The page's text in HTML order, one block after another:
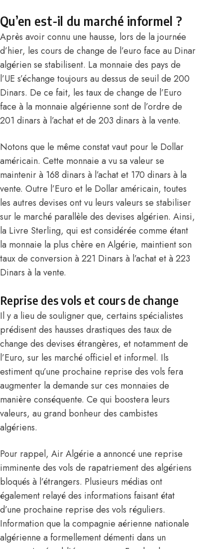
Qu’en est-il du marché informel ?
Après avoir connu une hausse, lors de la journée
d’hier, les cours de change de l’euro face au Dinar
algérien se stabilisent. La monnaie des pays de
l’UE s’échange toujours au dessus de seuil de 200
Dinars. De ce fait, les taux de change de l’Euro
face à la monnaie algérienne sont de l’ordre de
201 dinars à l’achat et de 203 dinars à la vente.
Notons que le même constat vaut pour le Dollar
américain. Cette monnaie a vu sa valeur se
maintenir à 168 dinars à l’achat et 170 dinars à la
vente. Outre l’Euro et le Dollar américain, toutes
les autres devises ont vu leurs valeurs se stabiliser
sur le marché parallèle des devises algérien. Ainsi,
la Livre Sterling, qui est considérée comme étant
la monnaie la plus chère en Algérie, maintient son
taux de conversion à 221 Dinars à l’achat et à 223
Dinars à la vente.
Reprise des vols et cours de change
Il y a lieu de souligner que, certains spécialistes
prédisent des hausses drastiques des taux de
change des devises étrangères, et notamment de
l’Euro, sur les marché officiel et informel. Ils
estiment qu’une prochaine reprise des vols fera
augmenter la demande sur ces monnaies de
manière conséquente. Ce qui boostera leurs
valeurs, au grand bonheur des cambistes
algériens.
Pour rappel, Air Algérie a annoncé une reprise
imminente des vols de rapatriement des algériens
bloqués à l’étrangers. Plusieurs médias ont
également relayé des informations faisant état
d’une prochaine reprise des vols réguliers.
Information que la compagnie aérienne nationale
algérienne a formellement démenti dans un